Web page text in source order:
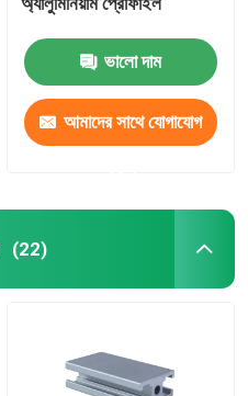
ভালো দাম
আমাদের সাথে যোগাযোগ
(22)